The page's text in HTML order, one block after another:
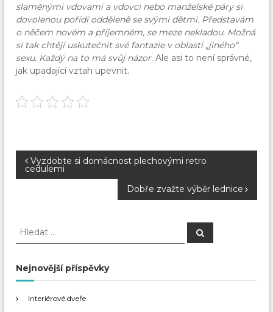
slaměnými vdovami a vdovci nebo manželské páry si
dovolenou pořídí odděleně se svými dětmi. Představám
o něčem novém a příjemném, se meze nekladou. Možná
si tak chtějí uskutečnit své fantazie v oblasti „jiného“
sexu. Každý na to má svůj názor.Ale asi to není správné,
jak upadající vztah upevnit.
N
i
g
a
Vyzdobte si domácnost plechovými retro
cedulemi
Dobře zvažte výběr lednice
H
d
a
:
H
l
Nejnovější příspěvky
Interiérové dveře